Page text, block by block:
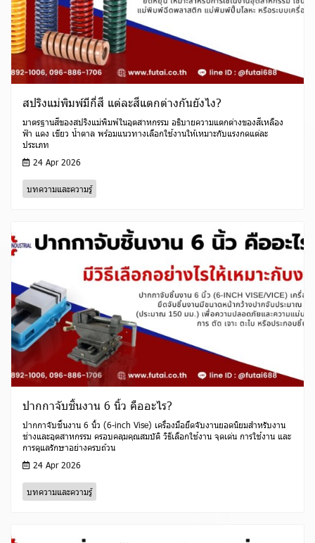
สปริงแม่พิมพ์มีกี่สี แต่ละสีแตกต่างกันยังไง?
มาตรฐานสีของสปริงแม่พิมพ์ในอุตสาหกรรม อธิบายความแตกต่างของสีเหลือง
ฟ้า แดง เขียว น้ำตาล พร้อมแนวทางเลือกใช้งานให้เหมาะกับแรงกดแต่ละ
ประเภท
24 Apr 2026
บทความและความรู้
ปากกาจับชิ้นงาน 6 นิ้ว คืออะไร?
ปากกาจับชิ้นงาน 6 นิ้ว (6-inch Vise) เครื่องมือยึดจับงานยอดนิยมสำหรับงาน
ช่างและอุตสาหกรรม ครอบคลุมคุณสมบัติ วิธีเลือกใช้งาน จุดเด่น การใช้งาน และ
การดูแลรักษาอย่างครบถ้วน
24 Apr 2026
บทความและความรู้